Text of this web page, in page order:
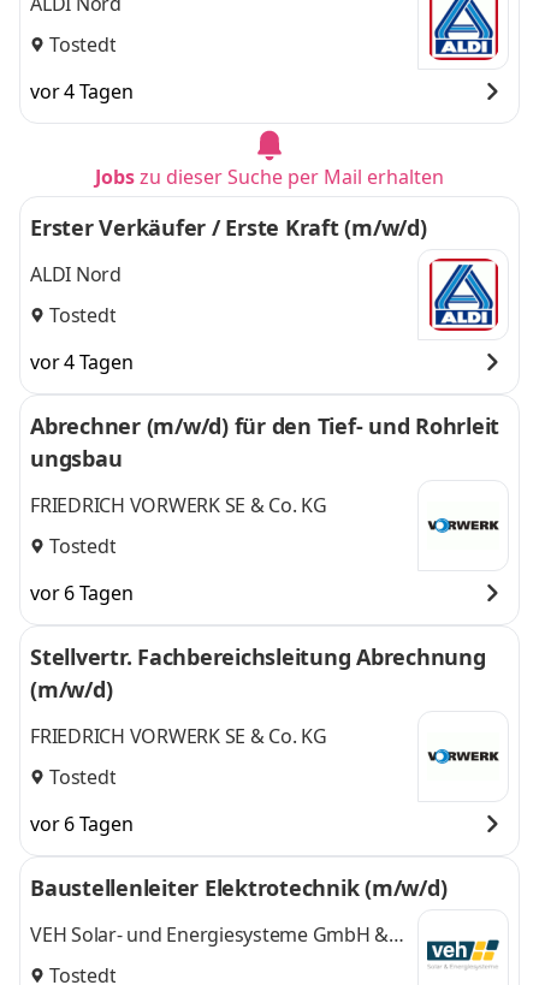
Tostedt
vor 4 Tagen
Jobszu dieser Suche per Mail erhalten
Erster Verkäufer / Erste Kraft (m/w/d)
ALDI Nord
Tostedt
vor 4 Tagen
Abrechner (m/w/d) für den Tief- und Rohrleit
ungsbau
FRIEDRICH VORWERK SE & Co. KG
Tostedt
vor 6 Tagen
Stellvertr. Fachbereichsleitung Abrechnung
(m/w/d)
FRIEDRICH VORWERK SE & Co. KG
Tostedt
vor 6 Tagen
Baustellenleiter Elektrotechnik (m/w/d)
VEH Solar- und Energiesysteme GmbH &
Co.KG
Tostedt